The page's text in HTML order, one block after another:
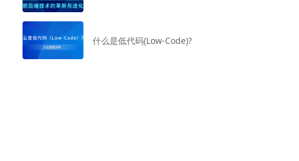
什么是低代码(Low-Code)?